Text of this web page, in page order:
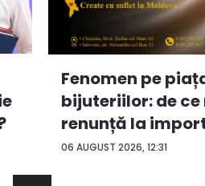
06 AUGUST 2026, 12:31
Fenomen pe
bijuteriilor: de
renunță la
...